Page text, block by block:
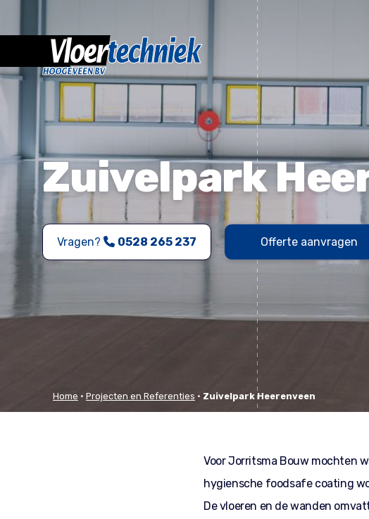
Zuivelpark
Vragen? 0528 265 237 Offerte aanvragen
Home • Projecten en Referenties • Zuivelpark Heerenveen
Voor Jorritsma Bouw mochten
hygiensche foodsafe coating
De vloeren en de wanden